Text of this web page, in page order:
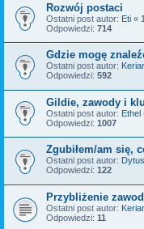
Rozwój postaci
Ostatni post autor: Eti «
Odpowiedzi: 714
Gdzie mogę
Ostatni post autor:
Odpowiedzi: 592
Gildie, zawody i
Ostatni post autor: Ethel
Odpowiedzi: 1007
Zgubiłem/am się,
Ostatni post autor: Dytus
Odpowiedzi: 122
Przybliżenie
Ostatni post autor:
Odpowiedzi: 11